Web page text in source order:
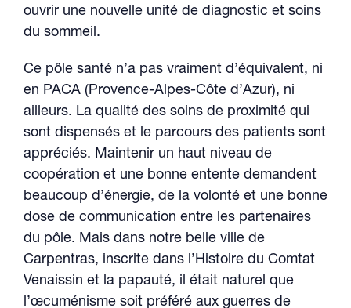
ouvrir une nouvelle unité de diagnostic et soins
du sommeil.
Ce pôle santé n’a pas vraiment d’équivalent, ni
en PACA (Provence-Alpes-Côte d’Azur), ni
ailleurs. La qualité des soins de proximité qui
sont dispensés et le parcours des patients sont
appréciés. Maintenir un haut niveau de
coopération et une bonne entente demandent
beaucoup d’énergie, de la volonté et une bonne
dose de communication entre les partenaires
du pôle. Mais dans notre belle ville de
Carpentras, inscrite dans l’Histoire du Comtat
Venaissin et la papauté, il était naturel que
l’œcuménisme soit préféré aux guerres de